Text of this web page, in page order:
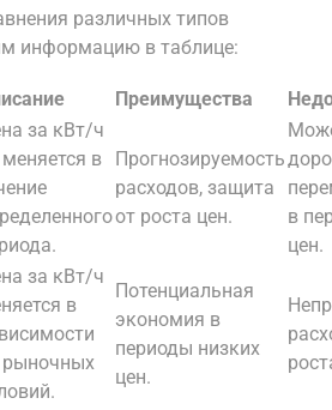
различных типов
информацию в таблице:
Преимущества
за кВт/ч
меняется в
Прогнозируемость
расходов, защита
от роста цен.
в
цен.
за кВт/ч
в
рыночных
Потенциальная
экономия в
периоды низких
цен.